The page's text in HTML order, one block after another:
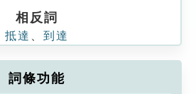
相反詞
抵達 到達
詞條功能